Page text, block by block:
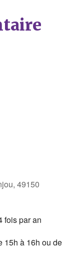
49150
fois par an
15h à 16h ou de